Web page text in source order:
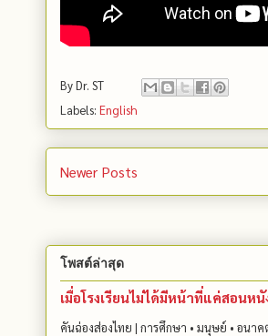
ByDr. ST
Labels: English
Newer Posts
โพสต์ล่าสุด
เมื่อโรงเรียนไม่ได้มีหน้าที่แค่สอนห
คันฉ่องส่องไทย | การศึกษา • มนุษย์ • อนาค